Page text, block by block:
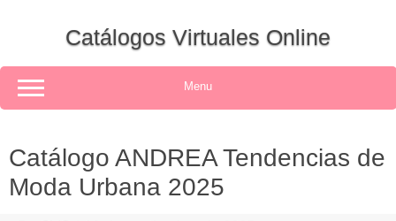
Catálogos Virtuales Online
Menu
Catálogo ANDREA Tendencias de
Moda Urbana 2025